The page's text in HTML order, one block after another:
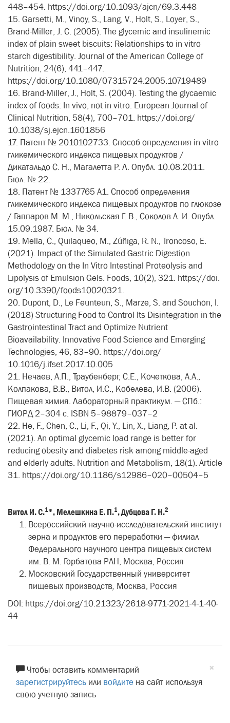
448–454. https://doi.org/10.1093/ajcn/69.3.448
15. Garsetti, M., Vinoy, S., Lang, V., Holt, S., Loyer, S.,
Brand-Miller, J. C. (2005). The glycemic and insulinemic
index of plain sweet biscuits: Relationships to in vitro
starch digestibility. Journal of the American College of
Nutrition, 24(6), 441–447.
https://doi.org/10.1080/07315724.2005.10719489
16. Brand-Miller, J., Holt, S. (2004). Testing the glycaemic
index of foods: In vivo, not in vitro. European Journal of
Clinical Nutrition, 58(4), 700–701. https://doi.org/
10.1038/sj.ejcn.1601856
17. Патент № 2010102733. Способ определения in vitro
гликемического индекса пищевых продуктов /
Дикатальдо С. Н., Магалетта Р. Л. Опубл. 10.08.2011.
Бюл. № 22.
18. Патент № 1337765 А1. Способ определения
гликемического индекса пищевых продуктов по глюкозе
/ Гаппаров М. М., Никольская Г. В., Соколов А. И. Опубл.
15.09.1987. Бюл. № 34.
19. Mella, C., Quilaqueo, M., Zúñiga, R. N., Troncoso, E.
(2021). Impact of the Simulated Gastric Digestion
Methodology on the In Vitro Intestinal Proteolysis and
Lipolysis of Emulsion Gels. Foods, 10(2), 321. https://doi.
org/10.3390/foods10020321.
20. Dupont, D., Le Feunteun, S., Marze, S. and Souchon, I.
(2018) Structuring Food to Control Its Disintegration in the
Gastrointestinal Tract and Optimize Nutrient
Bioavailability. Innovative Food Science and Emerging
Technologies, 46, 83–90. https://doi.org/
10.1016/j.ifset.2017.10.005
21. Нечаев, А.П., Траубенберг, С.Е., Кочеткова, А.А.,
Колпакова, В.В., Витол, И.С., Кобелева, И.В. (2006).
Пищевая химия. Лабораторный практикум. — СПб.:
ГИОРД 2–304 с. ISBN 5–98879–037–2
22. He, F., Chen, C., Li, F., Qi, Y., Lin, X., Liang, P. at al.
(2021). An optimal glycemic load range is better for
reducing obesity and diabetes risk among middle-aged
and elderly adults. Nutrition and Metabolism, 18(1). Article
31. https://doi.org/10.1186/s12986–020–00504–5
ВитолИ.С.1*,МелешкинаЕ.П.1,ДубцоваГ.Н.2
Всероссийский научно-исследовательский институт
зерна и продуктов его переработки — филиал
Федерального научного центра пищевых систем
им. В. М. Горбатова РАН, Москва, Россия
Московский Государственный университет
пищевых производств, Москва, Россия
DOI: https://doi.org/10.21323/2618-9771-2021-4-1-40-
44
×
Чтобы оставить комментарий
зарегистрируйтесь или войдите на сайт используя
свою учетную запись